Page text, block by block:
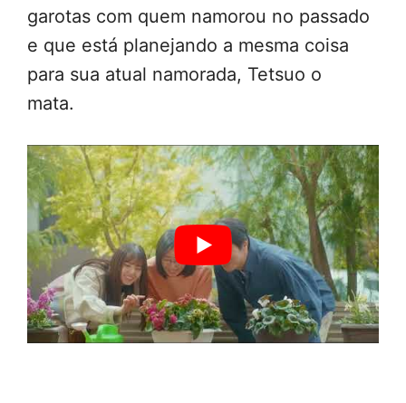
garotas com quem namorou no passado
e que está planejando a mesma coisa
para sua atual namorada, Tetsuo o
mata.